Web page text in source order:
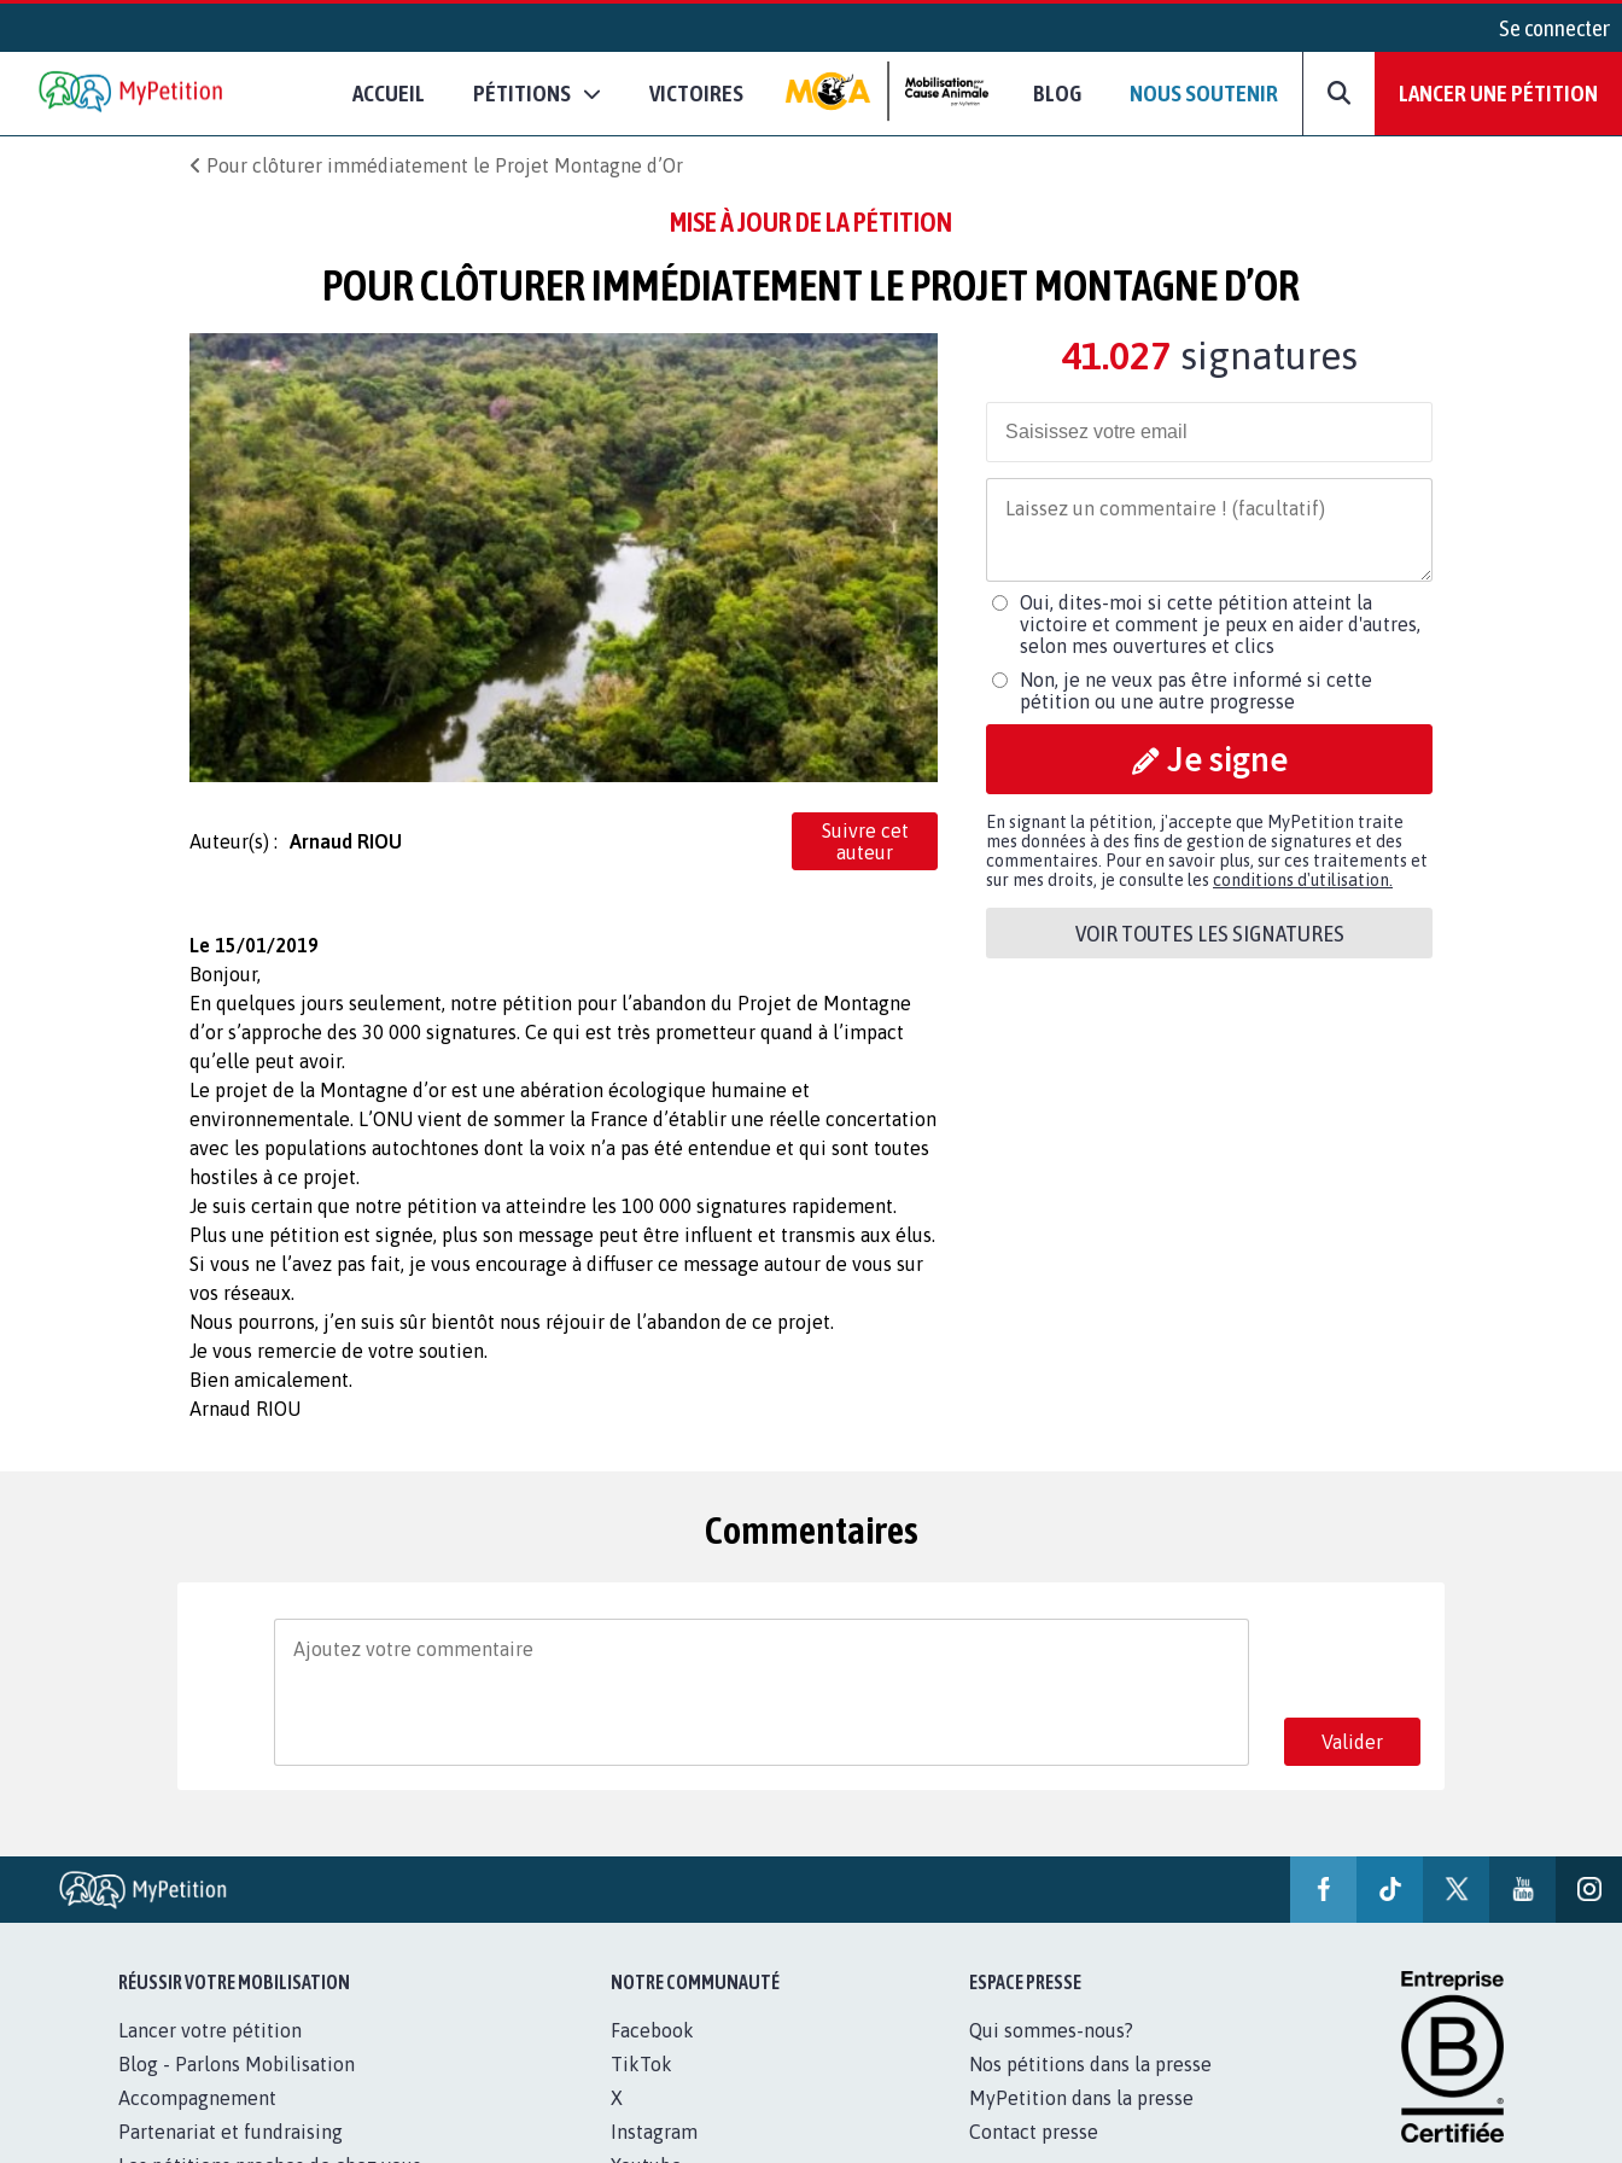
Se connecter
ACCUEIL PÉTITIONS VICTOIRES BLOG NOUS SOUTENIR LANCER UNE PÉTITION
Pour clôturer immédiatement le Projet Montagne d’Or
MISE À JOUR DE LA PÉTITION
POUR CLÔTURER IMMÉDIATEMENT LE PROJET MONTAGNE D’OR
Auteur(s) : Arnaud RIOU
Suivre cet
auteur
Le 15/01/2019
Bonjour,
En quelques jours seulement, notre pétition pour l’abandon du Projet de Montagne
d’or s’approche des 30 000 signatures. Ce qui est très prometteur quand à l’impact
qu’elle peut avoir.
Le projet de la Montagne d’or est une abération écologique humaine et
environnementale. L’ONU vient de sommer la France d’établir une réelle concertation
avec les populations autochtones dont la voix n’a pas été entendue et qui sont toutes
hostiles à ce projet.
Je suis certain que notre pétition va atteindre les 100 000 signatures rapidement.
Plus une pétition est signée, plus son message peut être influent et transmis aux élus.
Si vous ne l’avez pas fait, je vous encourage à diffuser ce message autour de vous sur
vos réseaux.
Nous pourrons, j’en suis sûr bientôt nous réjouir de l’abandon de ce projet.
Je vous remercie de votre soutien.
Bien amicalement.
Arnaud RIOU
41.027 signatures
Oui, dites-moi si cette pétition atteint la
victoire et comment je peux en aider d'autres,
selon mes ouvertures et clics
Non, je ne veux pas être informé si cette
pétition ou une autre progresse
Je signe
En signant la pétition, j'accepte que MyPetition traite
mes données à des fins de gestion de signatures et des
commentaires. Pour en savoir plus, sur ces traitements et
sur mes droits, je consulte les conditions d'utilisation.
VOIR TOUTES LES SIGNATURES
Commentaires
Valider
RÉUSSIR VOTRE MOBILISATION
Lancer votre pétition
Blog - Parlons Mobilisation
Accompagnement
Partenariat et fundraising
NOTRE COMMUNAUTÉ
Facebook
TikTok
X
Instagram
ESPACE PRESSE
Qui sommes-nous?
Nos pétitions dans la presse
MyPetition dans la presse
Contact presse